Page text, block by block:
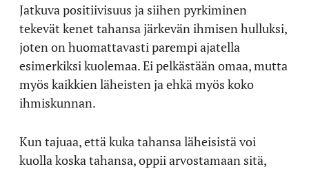
Jatkuva positiivisuus ja siihen pyrkiminen
tekevät kenet tahansa järkevän ihmisen hulluksi,
joten on huomattavasti parempi ajatella
esimerkiksi kuolemaa. Ei pelkästään omaa, mutta
myös kaikkien läheisten ja ehkä myös koko
ihmiskunnan.
Kun tajuaa, että kuka tahansa läheisistä voi
kuolla koska tahansa, oppii arvostamaan sitä,